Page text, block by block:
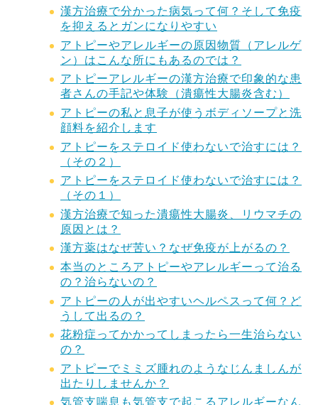
漢方治療で分かった病気って何？そして免疫
を抑えるとガンになりやすい
アトピーやアレルギーの原因物質（アレルゲ
ン）はこんな所にもあるのでは？
アトピーアレルギーの漢方治療で印象的な患
者さんの手記や体験（潰瘍性大腸炎含む）
アトピーの私と息子が使うボディソープと洗
顔料を紹介します
アトピーをステロイド使わないで治すには？
（その２）
アトピーをステロイド使わないで治すには？
（その１）
漢方治療で知った潰瘍性大腸炎、リウマチの
原因とは？
漢方薬はなぜ苦い？なぜ免疫が上がるの？
本当のところアトピーやアレルギーって治る
の？治らないの？
アトピーの人が出やすいヘルペスって何？ど
うして出るの？
花粉症ってかかってしまったら一生治らない
の？
アトピーでミミズ腫れのようなじんましんが
出たりしませんか？
気管支喘息も気管支で起こるアレルギーなん